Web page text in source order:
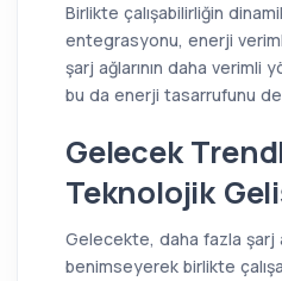
Birlikte çalışabilirliğin
entegrasyonu, enerji
şarj ağlarının daha verimli
bu da enerji tasarrufunu
Gelecek
Teknolojik
Gelecekte, daha fazla şarj
benimseyerek birlikte